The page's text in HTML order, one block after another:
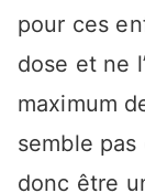
pour ces
dose et ne
maximum
semble
donc être